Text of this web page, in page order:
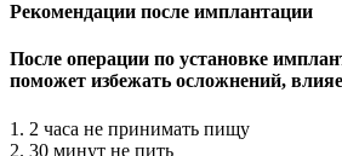
Рекомендации после имплантации
После операции по установке
поможет избежать осложнений,
1. 2 часа не принимать пищу
2. 30 минут не пить